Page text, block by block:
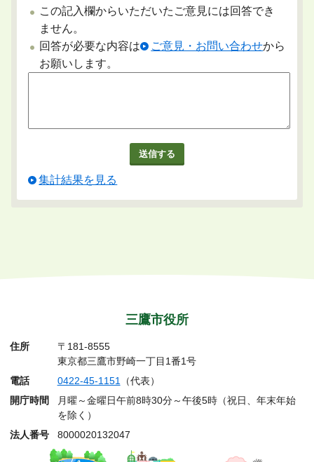
この記入欄からいただいたご意見には回答でき
ません。
回答が必要な内容は
ご意見・お問い合わせから
お願いします。
集計結果を見る
三鷹市役所
住所
〒181-8555
東京都三鷹市野崎一丁目1番1号
電話
0422-45-1151（代表）
開庁時間
月曜～金曜日午前8時30分～午後5時（祝日、年末年始
を除く）
法人番号
8000020132047